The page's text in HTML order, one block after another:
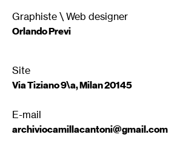
Graphiste \ Web designer
Orlando Previ
Site
Via Tiziano 9\a, Milan 20145
E-mail
archiviocamillacantoni@gmail.com